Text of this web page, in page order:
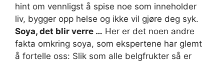
hint om vennligst å spise noe som inneholder
liv, bygger opp helse og ikke vil gjøre deg syk.
Soya, det blir verre … Her er det noen andre
fakta omkring soya, som ekspertene har glemt
å fortelle oss: Slik som alle belgfrukter så er